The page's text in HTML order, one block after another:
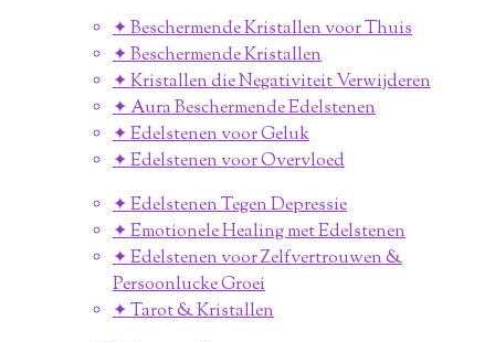
✦ Beschermende Kristallen voor Thuis
✦ Beschermende Kristallen
✦ Kristallen die Negativiteit Verwijderen
✦ Aura Beschermende Edelstenen
✦ Edelstenen voor Geluk
✦ Edelstenen voor Overvloed
✦ Edelstenen Tegen Depressie
✦ Emotionele Healing met Edelstenen
✦ Edelstenen voor Zelfvertrouwen &
Persoonlucke Groei
✦ Tarot & Kristallen